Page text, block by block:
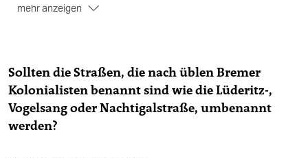
mehr anzeigen
an. Nach dem „Lügenfritz“ ist heute eine Straße
benannt, ebenso wie nach seinem Mitstreiter Heinrich
Vogelsang, einst ein Bremer Tabakhändler. Auch der
Reichskommissar für Deutsch-Westafrika, Gustav
Nachtigal, der Lüderitz' Landnahme beglaubigte,
Sollten die Straßen, die nach üblen Bremer
Kolonialisten benannt sind wie die Lüderitz-,
Vogelsang oder Nachtigalstraße, umbenannt
werden?